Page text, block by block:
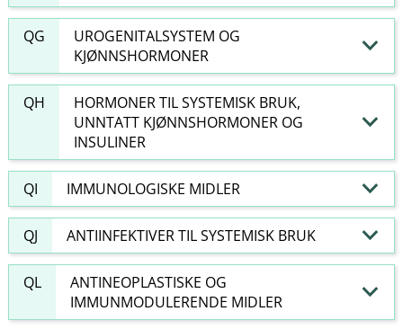
QG
UROGENITALSYSTEM OG
KJØNNSHORMONER
QH
HORMONER TIL SYSTEMISK BRUK,
UNNTATT KJØNNSHORMONER OG
INSULINER
QI IMMUNOLOGISKE MIDLER
QJ ANTIINFEKTIVER TIL SYSTEMISK BRUK
QL
ANTINEOPLASTISKE OG
IMMUNMODULERENDE MIDLER